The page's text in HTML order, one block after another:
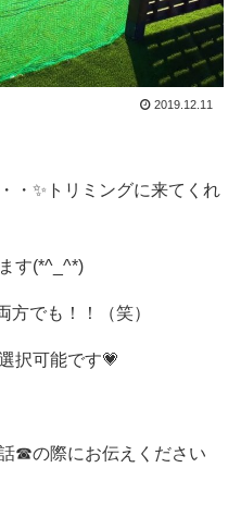
2019.12.11
・✨トリミングに来てくれ
す(*^_^*)
方でも！！（笑）
択可能です💗
☎の際にお伝えください